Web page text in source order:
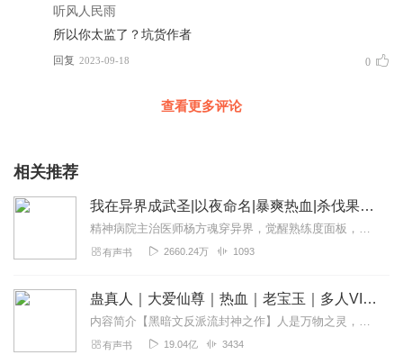
听风人民雨
所以你太监了？坑货作者
回复 2023-09-18 0
查看更多评论
相关推荐
我在异界成武圣|以夜命名|暴爽热血|杀伐果断|多播
精神病院主治医师杨方魂穿异界，觉醒熟练度面板，成就武圣！
有声书 2660.24万 1093
蛊真人｜大爱仙尊｜热血｜老宝玉｜多人VIP免费有声剧
内容简介【黑暗文反派流封神之作】人是万物之灵，蛊是天地真精。一个穿越者不断重生的故事。一个养蛊、炼蛊、用蛊的奇特世界。配音组（男角色）老宝玉旁白...
有声书 19.04亿 3434